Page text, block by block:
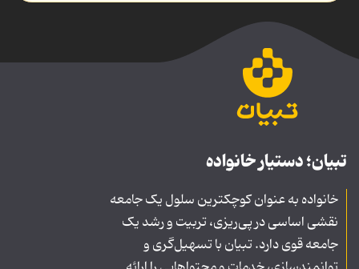
تبیان؛ دستیار خانواده
خانواده به عنوان کوچکترین سلول یک جامعه
نقشی اساسی در پی‌ریزی، تربیت و رشد یک
جامعه قوی دارد. تبیان با تسهیل‌گری و